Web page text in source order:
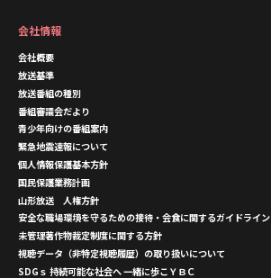
会社情報
会社概要
放送基準
放送番組の種別
番組審議会だより
青少年向けの番組案内
緊急地震速報について
個人情報保護基本方針
国民保護業務計画
山形放送 人権方針
安全な職場環境を守るための接待・会食に関するガイドライン
未管理著作物裁定制度に関する方針
視聴データ（非特定視聴履歴）の取り扱いについて
SDGｓ 持続可能な社会へ 一緒に歩こＹＢＣ